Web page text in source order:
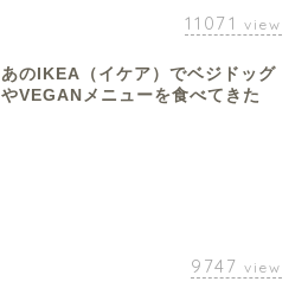
11071 view
あのIKEA（イケア）でベジドッグ
やVEGANメニューを食べてきた
9747 view